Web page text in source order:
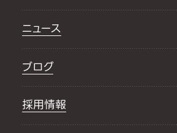
ニュース
ブログ
採用情報